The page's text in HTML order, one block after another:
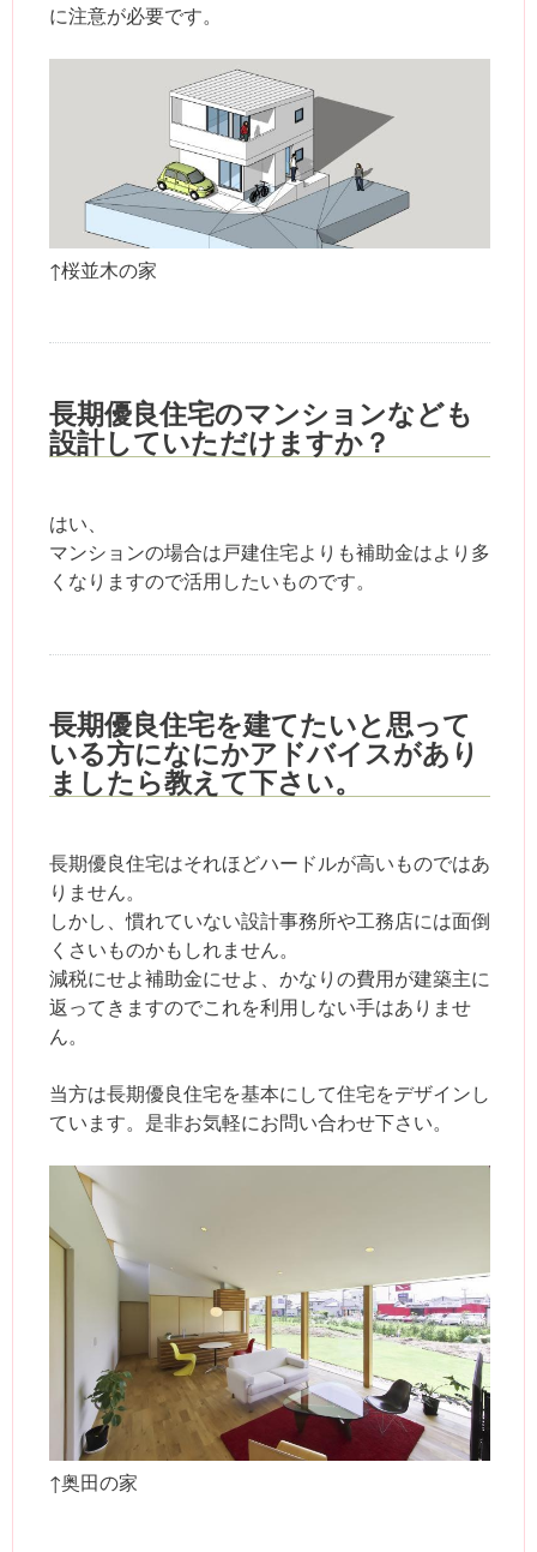
に注意が必要です。
↑桜並木の家
長期優良住宅のマンションなども
設計していただけますか？
はい、
マンションの場合は戸建住宅よりも補助金はより多
くなりますので活用したいものです。
長期優良住宅を建てたいと思って
いる方になにかアドバイスがあり
ましたら教えて下さい。
長期優良住宅はそれほどハードルが高いものではあ
りません。
しかし、慣れていない設計事務所や工務店には面倒
くさいものかもしれません。
減税にせよ補助金にせよ、かなりの費用が建築主に
返ってきますのでこれを利用しない手はありませ
ん。
当方は長期優良住宅を基本にして住宅をデザインし
ています。是非お気軽にお問い合わせ下さい。
↑奥田の家